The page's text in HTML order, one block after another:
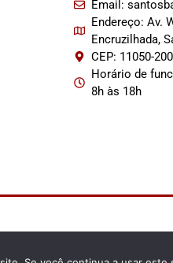
Email:
Endereço: Av.
Encruzilhada,
CEP: 11050-200
Horário de
8h às 18h